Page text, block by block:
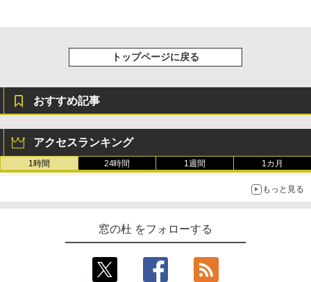
トップページに戻る
おすすめ記事
アクセスランキング
1時間 24時間 1週間 1カ月
もっと見る
窓の杜 をフォローする